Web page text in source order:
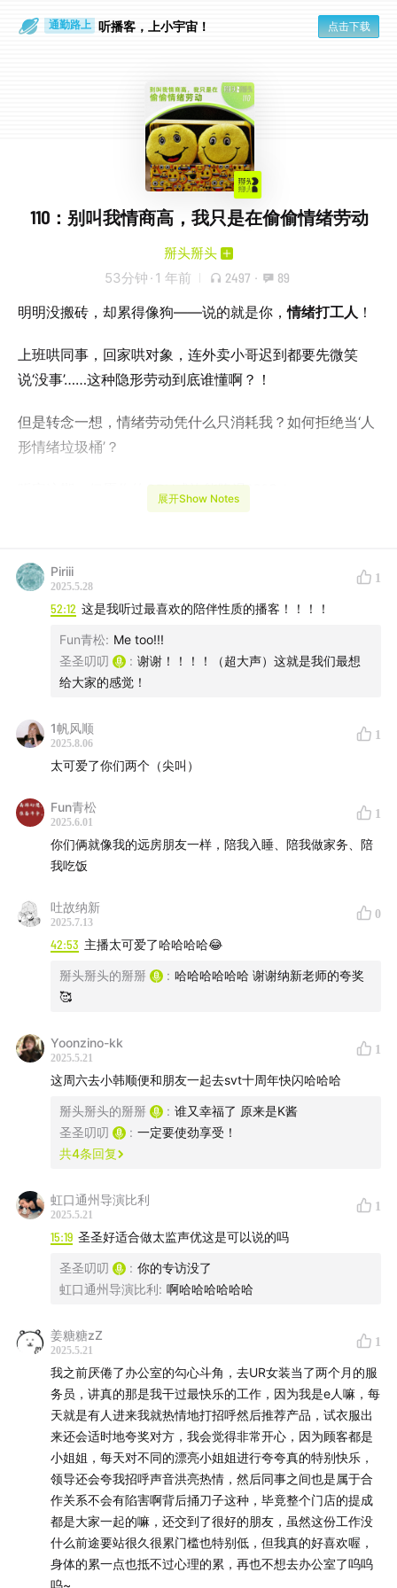
通勤路上 听播客，上小宇宙！ 点击下载
110：别叫我情商高，我只是在偷偷情绪劳动
掰头掰头
53分钟 · 1 年前 2497 · 89
明明没搬砖，却累得像狗——说的就是你，情绪打工人 ！
上班哄同事，回家哄对象，连外卖小哥迟到都要先微笑
说‘没事’……这种隐形劳动到底谁懂啊？！
但是转念一想，情绪劳动凭什么只消耗我？如何拒绝当‘人
形情绪垃圾桶’？
听完这期，但愿你的CPU或许能降温10℃！
老板不仅要我完成KPI，还要我情绪在线
工作结束，回家也要继续劳动哦
—————————————————————————
这里是圣圣与掰掰的【掰头掰头】，两个好朋友的电台。
感谢您收听主播聊情绪劳动
下期再见！
展开Show Notes
Piriii
2025.5.28
1
52:12 这是我听过最喜欢的陪伴性质的播客！！！！
Fun青松: Me too!!!
圣圣叨叨
: 谢谢！！！！（超大声）这就是我们最想
给大家的感觉！
1帆风顺
2025.8.06
1
太可爱了你们两个（尖叫）
Fun青松
2025.6.01
1
你们俩就像我的远房朋友一样，陪我入睡、陪我做家务、陪
我吃饭
吐故纳新
2025.7.13
0
42:53 主播太可爱了哈哈哈哈😂
掰头掰头的掰掰 : 哈哈哈哈哈哈 谢谢纳新老师的夸奖
🥰
Yoonzino-kk
2025.5.21
1
这周六去小韩顺便和朋友一起去svt十周年快闪哈哈哈
掰头掰头的掰掰 : 谁又幸福了 原来是K酱
圣圣叨叨
: 一定要使劲享受！
共4条回复
虹口通州导演比利
2025.5.21
1
15:19 圣圣好适合做太监声优这是可以说的吗
圣圣叨叨 : 你的专访没了
虹口通州导演比利: 啊哈哈哈哈哈哈
姜糖糖zZ
2025.5.21
1
我之前厌倦了办公室的勾心斗角，去UR女装当了两个月的服
务员，讲真的那是我干过最快乐的工作，因为我是e人嘛，每
天就是有人进来我就热情地打招呼然后推荐产品，试衣服出
来还会适时地夸奖对方，我会觉得非常开心，因为顾客都是
小姐姐，每天对不同的漂亮小姐姐进行夸夸真的特别快乐，
领导还会夸我招呼声音洪亮热情，然后同事之间也是属于合
作关系不会有陷害啊背后捅刀子这种，毕竟整个门店的提成
都是大家一起的嘛，还交到了很好的朋友，虽然这份工作没
什么前途要站很久很累门槛也特别低，但我真的好喜欢喔，
身体的累一点也抵不过心理的累，再也不想去办公室了呜呜
呜~